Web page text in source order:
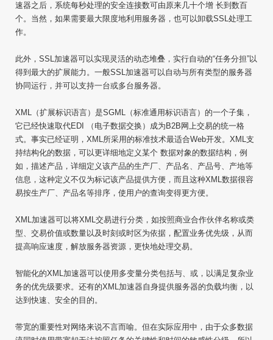
速器之后，系统每秒处理的安全连接数可由原来几十个增 长到数百
个。当然，如果需要最大限度地利用服务器，也可以卸载SSL处理工
作。
此外，SSL加速器可以实现灵活的动态堆叠，实行自动的“任务分担”以
得到最大的扩展能力。一般SSL加速器可以自动与所有类型的服务器
协同运行，并可以支持一台或多台服务器。
XML（扩展标识语言）是SGML（标准通用标识语言）的一个子集，
它已经快速取代EDI （电子数据交换）成为B2B网上交易的统一格
式。事实已经证明，XML所采用的标准技术最适合Web开发。XML支
持结构化的数据，可以更详细地定义某个 数据对象的数据结构，例
如，描述产品，详细定义该产品的生产厂、产品名、产品号、产地等
信息，这种定义不仅为标记该产品提供方便，而且这种XML数据很容
易按生产厂、产品名等排序，使用户的查询变得更方便。
XML加速器可以将XML交易进行分类，如按照商业合作伙伴名称或类
型、交易价值或数量以及时刻或时区为依据，配置业务优先级，从而
提高响应速度，解放服务器资源，更快地处理交易。
智能化的XML加速器可以使用多变量分类包括与、或，以满足复杂业
务的优先级要求。还有的XML加速器自身提供服务器的负载均衡，以
达到快速、安全的目的。
带宽的重要性对网络来说不言而喻。但在实际应用中，由于众多数据